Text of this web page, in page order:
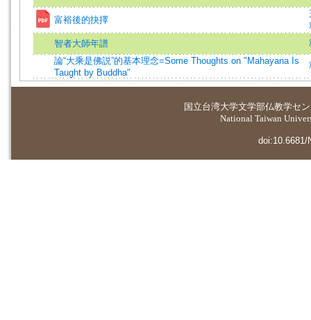
富裕後的抉擇
智者大師年譜
論“大乘是佛説”的基本理念=Some Thoughts on "Mahayana Is
Taught by Buddha"
国立台湾大学文学部仏教学セ
National Taiwan
doi:10.6681/